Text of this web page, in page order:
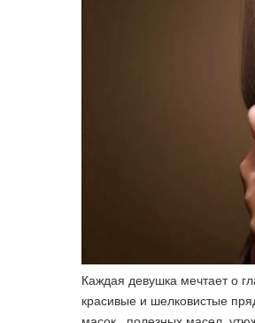
Каждая девушка мечтает о
красивые и шелковистые